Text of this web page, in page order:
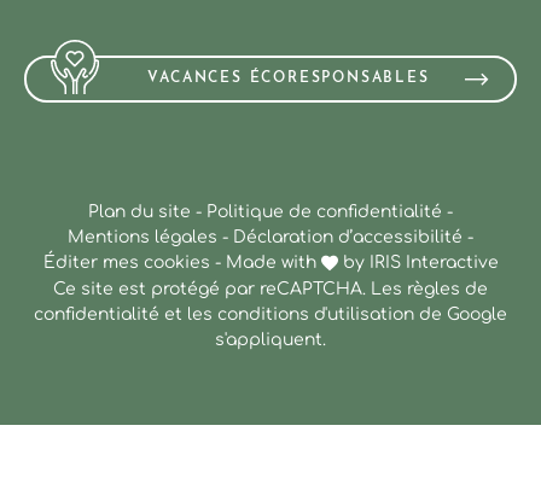
VACANCES ÉCORESPONSABLES
Plan du site - Politique de confidentialité -
Mentions légales - Déclaration d’accessibilité -
Éditer mes cookies - Made with by
IRIS Interactive
Ce site est protégé par reCAPTCHA. Les règles de
confidentialité et les conditions d'utilisation de Google
s'appliquent.